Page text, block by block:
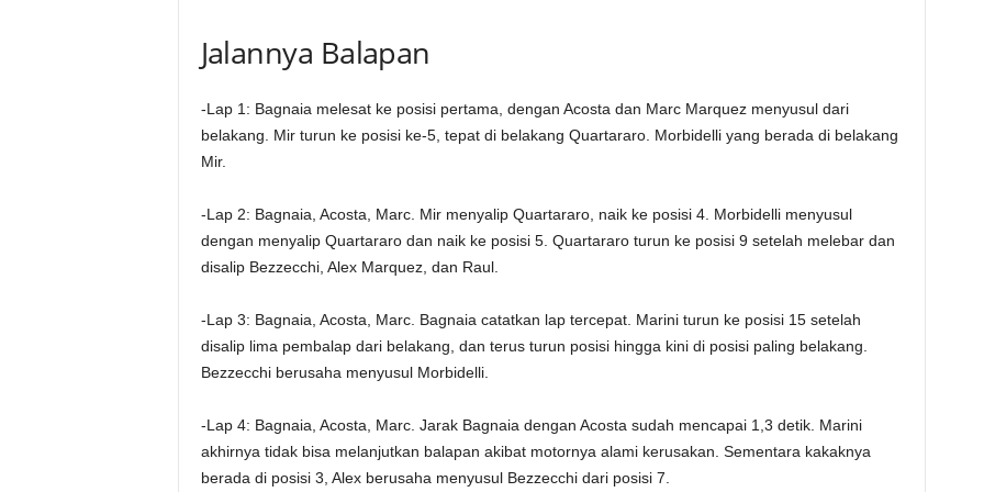
Jalannya Balapan
-Lap 1: Bagnaia melesat ke posisi pertama, dengan Acosta dan Marc Marquez menyusul dari
belakang. Mir turun ke posisi ke-5, tepat di belakang Quartararo. Morbidelli yang berada di belakang
Mir.
-Lap 2: Bagnaia, Acosta, Marc. Mir menyalip Quartararo, naik ke posisi 4. Morbidelli menyusul
dengan menyalip Quartararo dan naik ke posisi 5. Quartararo turun ke posisi 9 setelah melebar dan
disalip Bezzecchi, Alex Marquez, dan Raul.
-Lap 3: Bagnaia, Acosta, Marc. Bagnaia catatkan lap tercepat. Marini turun ke posisi 15 setelah
disalip lima pembalap dari belakang, dan terus turun posisi hingga kini di posisi paling belakang.
Bezzecchi berusaha menyusul Morbidelli.
-Lap 4: Bagnaia, Acosta, Marc. Jarak Bagnaia dengan Acosta sudah mencapai 1,3 detik. Marini
akhirnya tidak bisa melanjutkan balapan akibat motornya alami kerusakan. Sementara kakaknya
berada di posisi 3, Alex berusaha menyusul Bezzecchi dari posisi 7.